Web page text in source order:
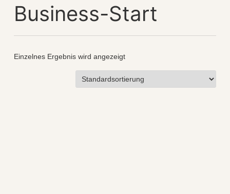
Business-Start
Einzelnes Ergebnis wird angezeigt